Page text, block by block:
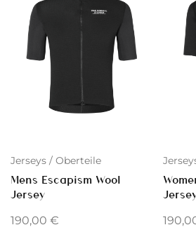
Jerseys / Oberteile
Mens Escapism Wool
Jersey
190,00 €